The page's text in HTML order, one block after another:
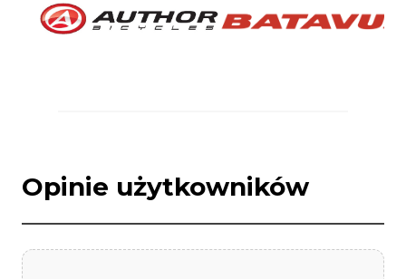
Opinie użytkowników